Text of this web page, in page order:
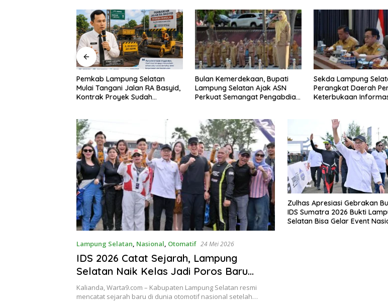
Bulan Kemerdekaan, Bupati
Lampung Selatan Ajak ASN
Perkuat Semangat Pengabdian
Sekda Lampung Selatan Minta
Perangkat Daerah Perkuat
Keterbukaan Informasi Publik
Bupati Radityo Egi
Dua Kunci Utama
Pembangunan Desa:
Lampung Selatan, Nasional, Otomatif 24 Mei 2026
IDS 2026 Catat Sejarah, Lampung
Selatan Naik Kelas Jadi Poros Baru
Otomotif Sumatra
Kalianda, Warta9.com – Kabupaten Lampung Selatan resmi
mencatat sejarah baru di dunia otomotif nasional setelah…
Zulhas Apresiasi Gebrakan
IDS Sumatra 2026 Bukti
Selatan Bisa Gelar Event